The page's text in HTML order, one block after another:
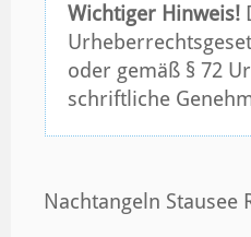
Wichtiger Hinweis!
oder gemäß § 72
schriftliche
Nachtangeln Stausee